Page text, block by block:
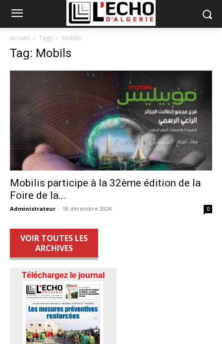
Accueil Tags Mobils
Tag: Mobils
Mobilis participe à la 32ème édition de la
Foire de la...
Administrateur - 18 décembre 2024 0
VOIR TOUTES LES
ARCHIVES